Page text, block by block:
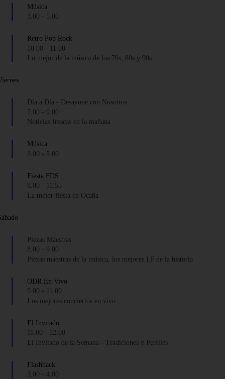
Música
3.00 - 5.00
Retro Pop Rock
10.00 -
11.00
Lo mejor de la música de los 70s, 80s y 90s
Día a Día - Desayune con Nosotros
7.00 - 9.00
Noticias frescas en la mañana
Música
3.00 - 5.00
Fiesta FDS
8.00 -
11.55
La mejor fiesta en Ocaña
Piezas Maestras
8.00 - 9.00
Piezas maestras de la música, los mejores LP de la historia
ODR En Vivo
9.00 -
11.00
Los mejores conciertos en vivo
El Invitado
11.00 -
12.00
El Invitado de la Semana - Tradiciones y Perfiles
Flashback
3.00 - 4.00